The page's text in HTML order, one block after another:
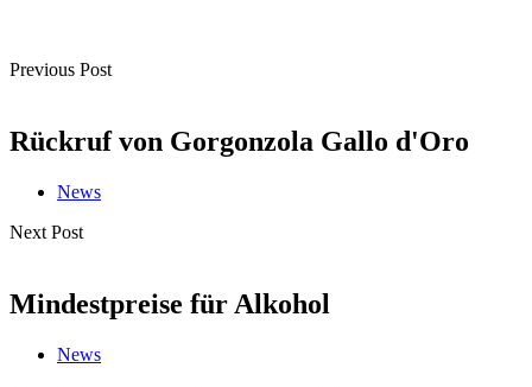
Previous Post
Rückruf von Gorgonzola Gallo d'Oro
News
Next Post
Mindestpreise für Alkohol
News